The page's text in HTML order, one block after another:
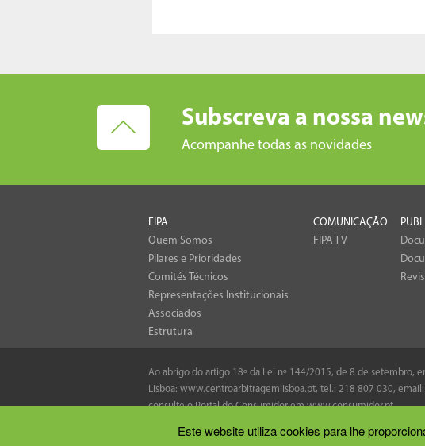
Este website utiliza cookies para lhe
Subscreva a nossa
Acompanhe todas as novidades
FIPA
Quem Somos
Pilares e Prioridades
Comités Técnicos
Representações Institucionais
Associados
Estrutura
COMUNICAÇÃO
FIPA TV
Ao abrigo do artigo 18º da Lei nº 144/2015, de 8 de setembro,
Lisboa: www.centroarbitragemlisboa.pt, tel.: 218 807 030, email:
consulte o Portal do Consumidor emwww.consumidor.pt.